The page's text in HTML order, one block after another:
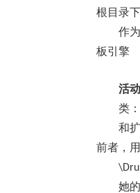
根目录
作
板引擎
活
类：
和
前者，
她